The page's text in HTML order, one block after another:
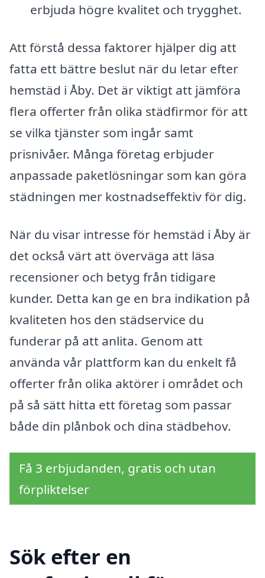
erbjuda högre kvalitet och trygghet.
Att förstå dessa faktorer hjälper dig att
fatta ett bättre beslut när du letar efter
hemstäd i Åby. Det är viktigt att jämföra
flera offerter från olika städfirmor för att
se vilka tjänster som ingår samt
prisnivåer. Många företag erbjuder
anpassade paketlösningar som kan göra
städningen mer kostnadseffektiv för dig.
När du visar intresse för hemstäd i Åby är
det också värt att överväga att läsa
recensioner och betyg från tidigare
kunder. Detta kan ge en bra indikation på
kvaliteten hos den städservice du
funderar på att anlita. Genom att
använda vår plattform kan du enkelt få
offerter från olika aktörer i området och
på så sätt hitta ett företag som passar
både din plånbok och dina städbehov.
Få 3 erbjudanden, gratis och utan
förpliktelser
Sök efter en